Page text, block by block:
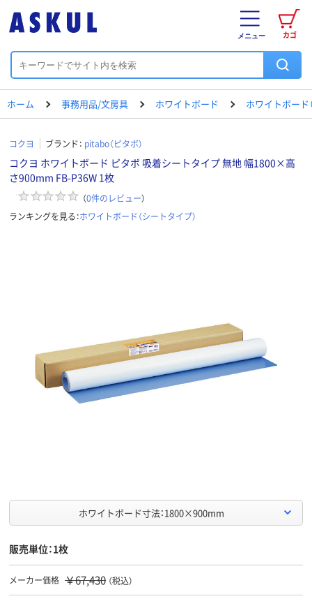
カゴ
メニュー
ホーム 事務用品/文房具 ホワイトボード ホワイトボード
コクヨ ブランド： pitabo（ピタボ）
コクヨ ホワイトボード ピタボ 吸着シートタイプ 無地 幅1800×高
さ900mm FB-P36W 1枚
（0件のレビュー）
ランキングを見る：ホワイトボード（シートタイプ）
ホワイトボード寸法：1800×900mm
販売単位：1枚
メーカー価格 ￥67,430 （税込）